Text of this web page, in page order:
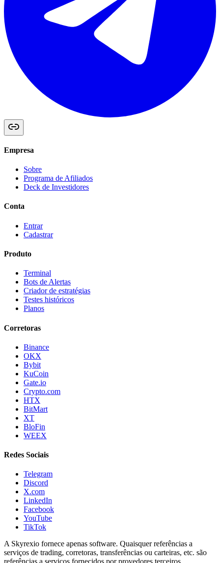
Empresa
Sobre
Programa de Afiliados
Deck de Investidores
Conta
Entrar
Cadastrar
Produto
Terminal
Bots de Alertas
Criador de estratégias
Testes históricos
Planos
Corretoras
Binance
OKX
Bybit
KuCoin
Gate.io
Crypto.com
HTX
BitMart
XT
BloFin
WEEX
Redes Sociais
Telegram
Discord
X.com
LinkedIn
Facebook
YouTube
TikTok
A Skyrexio fornece apenas software. Quaisquer referências a
serviços de trading, corretoras, transferências ou carteiras, etc. são